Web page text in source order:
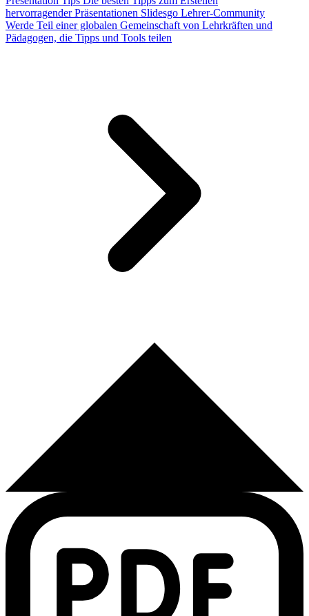
hervorragender Präsentationen Slidesgo Lehrer-Community
Werde Teil einer globalen Gemeinschaft von Lehrkräften und
Pädagogen, die Tipps und Tools teilen